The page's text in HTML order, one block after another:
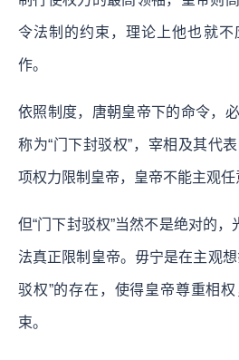
令法制的约束，理论上他也就
作。
依照制度，唐朝皇帝下的命令，
称为“门下封驳权”，宰相及其代
项权力限制皇帝，皇帝不能主观任
但“门下封驳权”当然不是绝对的，
法真正限制皇帝。毋宁是在主观
驳权”的存在，使得皇帝尊重相
束。